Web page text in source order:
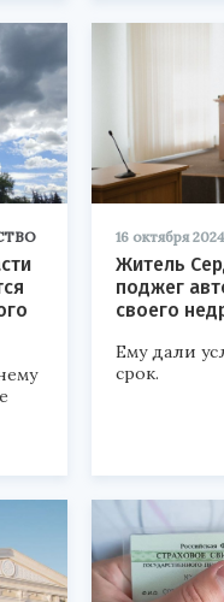
16 октября 2024
Житель
поджег
своего
Ему дали
срок.